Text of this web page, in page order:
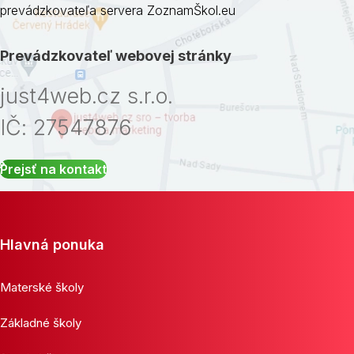
prevádzkovateľa servera ZoznamŠkol.eu
Prevádzkovateľ webovej stránky
just4web.cz s.r.o.
IČ: 27547876
Prejsť na kontakt
Hlavná ponuka
Materské školy
Základné školy